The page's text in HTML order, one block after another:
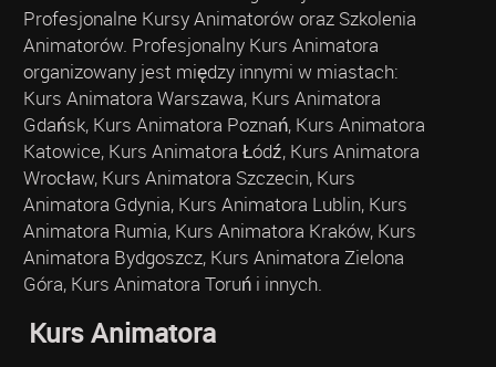
Profesjonalne Kursy Animatorów oraz Szkolenia
Animatorów. Profesjonalny Kurs Animatora
organizowany jest między innymi w miastach:
Kurs Animatora Warszawa, Kurs Animatora
Gdańsk, Kurs Animatora Poznań, Kurs Animatora
Katowice, Kurs Animatora Łódź, Kurs Animatora
Wrocław, Kurs Animatora Szczecin, Kurs
Animatora Gdynia, Kurs Animatora Lublin, Kurs
Animatora Rumia, Kurs Animatora Kraków, Kurs
Animatora Bydgoszcz, Kurs Animatora Zielona
Góra, Kurs Animatora Toruń i innych.
Kurs Animatora